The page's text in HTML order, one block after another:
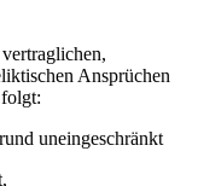
Ansprüchen
uneingeschränkt